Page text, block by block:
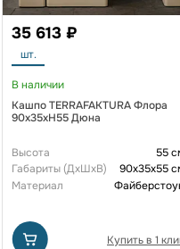
35 613 ₽
шт.
В наличии
Кашпо TERRAFAKTURA Флора
90x35xH55 Дюна
Высота
55
Габариты (ДxШxВ)
90x35x55
Материал
Купить в 1